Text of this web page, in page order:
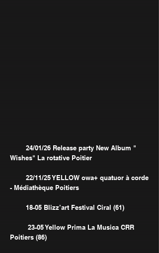
24/01/26 Release party New Album "
Wishes" La rotative Poitier
22/11/25 YELLOW owa+ quatuor à corde
- Médiathèque Poitiers
18-05 Blizz’art Festival Ciral (61)
23-05 Yellow Prima La Musica CRR
Poitiers (86)